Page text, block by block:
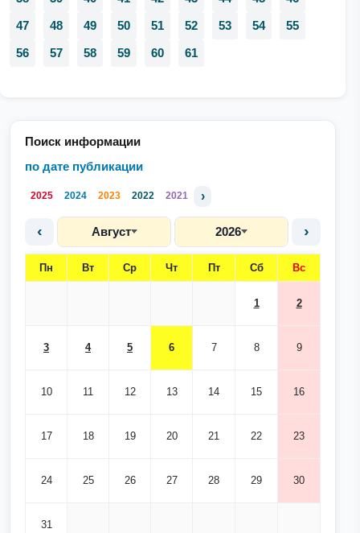
Поиск информации
по дате публикации
2025 2024 2023 2022 2021 ›
‹ Август 2026 ›
Пн Вт Ср Чт Пт Сб Вс
1 2
3 4 5 6 7 8 9
10 11 12 13 14 15 16
17 18 19 20 21 22 23
24 25 26 27 28 29 30
31
47
48 49 50 51 52 53 54
55
56
57 58 59 60 61